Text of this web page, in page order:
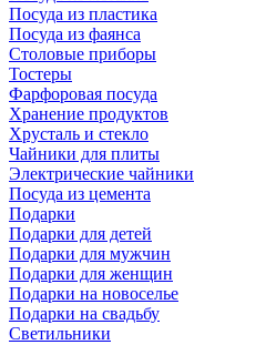
Посуда из пластика
Посуда из фаянса
Столовые приборы
Тостеры
Фарфоровая посуда
Хранение продуктов
Хрусталь и стекло
Чайники для плиты
Электрические чайники
Посуда из цемента
Подарки
Подарки для детей
Подарки для мужчин
Подарки для женщин
Подарки на новоселье
Подарки на свадьбу
Светильники